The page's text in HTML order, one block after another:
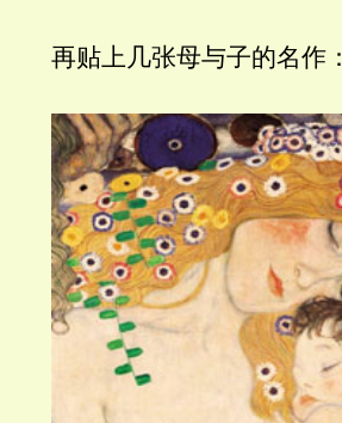
再贴上几张母与子的名作：